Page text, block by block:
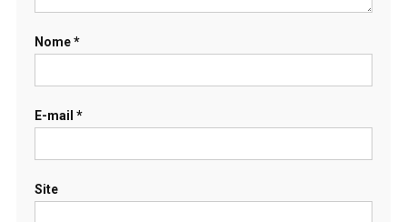
Nome*
E-mail *
Site